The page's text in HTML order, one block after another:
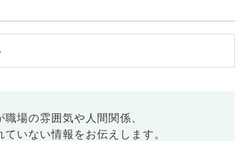
職場の雰囲気や人間関係、
いない情報をお伝えします。